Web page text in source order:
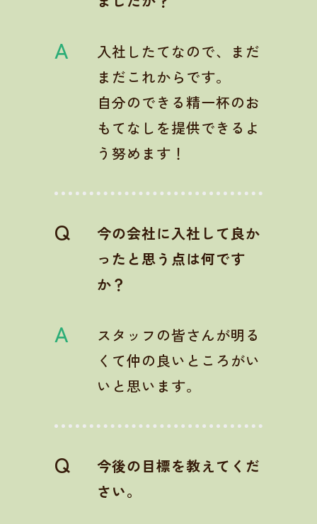
A
入社したてなので、まだ
まだこれからです。
自分のできる精一杯のお
もてなしを提供できるよ
う努めます！
Q
今の会社に入社して良か
ったと思う点は何です
か？
A
スタッフの皆さんが明る
くて仲の良いところがい
いと思います。
Q
今後の目標を教えてくだ
さい。